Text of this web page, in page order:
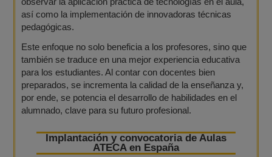
así como la implementación de innovadoras técnicas
pedagógicas.
Este enfoque no solo beneficia a los profesores, sino que
también se traduce en una mejor experiencia educativa
para los estudiantes. Al contar con docentes bien
preparados, se incrementa la calidad de la enseñanza y,
por ende, se potencia el desarrollo de habilidades en el
alumnado, clave para su futuro profesional.
Implantación y convocatoria de Aulas
ATECA en España